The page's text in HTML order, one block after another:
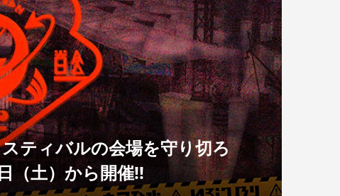
ティバルの会場を守り切ろ
（土）から開催!!